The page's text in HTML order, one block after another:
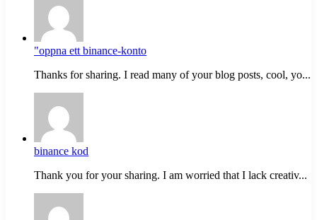
"oppna ett binance-konto
Thanks for sharing. I read many of your blog posts, cool, yo...
binance kod
Thank you for your sharing. I am worried that I lack creativ...